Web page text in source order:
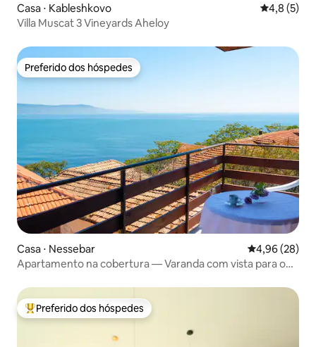
Casa ⋅ Kableshkovo 4,8 de
4,8 (5)
Villa Muscat 3 Vineyards Aheloy
Preferido dos hóspedes
Preferido dos hóspedes
Casa ⋅ Nessebar 4,96 de uma
4,96 (28)
Apartamento na cobertura — Varanda com vista para o
Entre os melhores preferidos dos hóspedes
Preferido dos hóspedes